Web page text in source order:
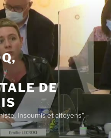
DE
Insoumis et citoyens" –